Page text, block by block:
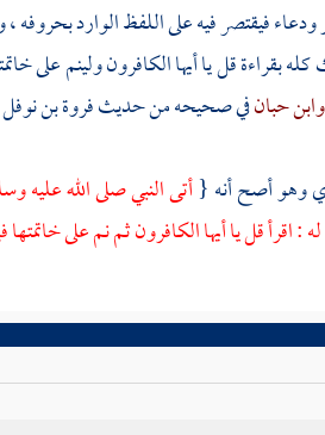
فيقتصر فيه على اللفظ الوارد بحروفه
بقراءة قل يا أيها الكافرون ولينم على
وابن حبانفي صحيحه من حديثفروة بن
وهو أصح أنه {أتى النبي صلى الله عليه
: اقرأ قل يا أيها الكافرون ثم نم على خاتمتها